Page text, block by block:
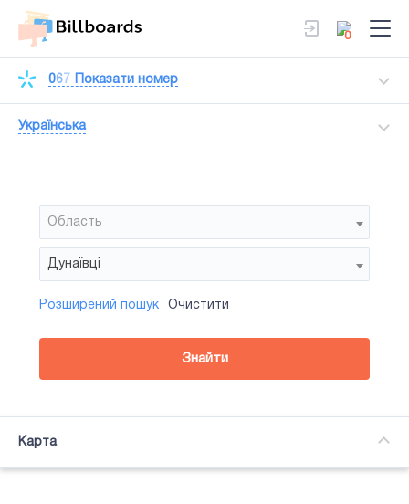
0
067 Показати номер
Українська
Область
Дунаївці
Район
Сторона
Усi
Підсвітка
Розширений пошук Очистити
Знайти
Карта